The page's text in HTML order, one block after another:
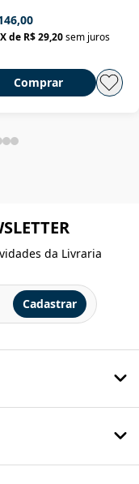
X de R$ 29,20 sem juros
Comprar
da Livraria
Cadastrar